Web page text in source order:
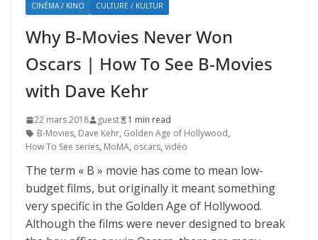
CINÉMA / KINO CULTURE / KULTUR
Why B-Movies Never Won
Oscars | How To See B-Movies
with Dave Kehr
22 mars 2018 guest
1 min read
B-Movies, Dave Kehr, Golden Age of Hollywood,
How To See series, MoMA, oscars, vidéo
The term « B » movie has come to mean low-
budget films, but originally it meant something
very specific in the Golden Age of Hollywood.
Although the films were never designed to break